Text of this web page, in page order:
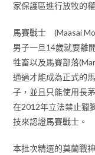
家保護區進行放牧的
馬賽戰士 (Maasai
男子一旦14歲就要離
牲畜以及馬賽部落
通過才能成為正式的
子，並且只能使用長
在2012年立法禁止獵
技來認證馬賽戰士。
本批次精選的莫蘭戰